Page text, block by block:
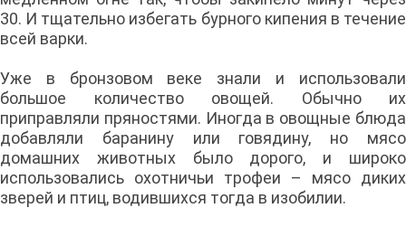
30. И тщательно избегать бурного кипения в течение
всей варки.
Уже в бронзовом веке знали и использовали
большое количество овощей. Обычно их
приправляли пряностями. Иногда в овощные блюда
добавляли баранину или говядину, но мясо
домашних животных было дорого, и широко
использовались охотничьи трофеи – мясо диких
зверей и птиц, водившихся тогда в изобилии.